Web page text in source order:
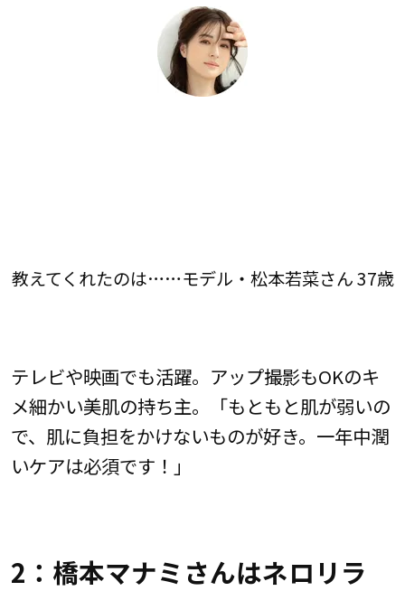
教えてくれたのは……モデル・松本若菜さん 37歳
テレビや映画でも活躍。アップ撮影もOKのキ
メ細かい美肌の持ち主。「もともと肌が弱いの
で、肌に負担をかけないものが好き。一年中潤
いケアは必須です！」
2：橋本マナミさんはネロリラ